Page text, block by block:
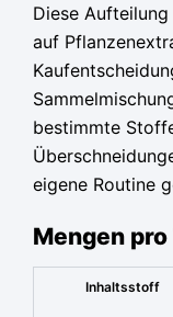
Diese
auf
bestimmte
eigene Routine
Mengen
Inhaltsstoff